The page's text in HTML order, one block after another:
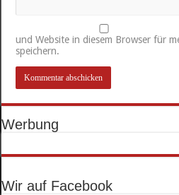
und Website in diesem Browser für
speichern.
Werbung
Wir auf Facebook